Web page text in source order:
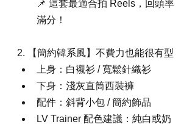
📌 這套最適合拍 Reels，回頭率
滿分！
2. 【簡約韓系風】不費力也能很有型
上身：白襯衫 / 寬鬆針織衫
下身：淺灰直筒西裝褲
配件：斜背小包 / 簡約飾品
LV Trainer 配色建議：純白或奶